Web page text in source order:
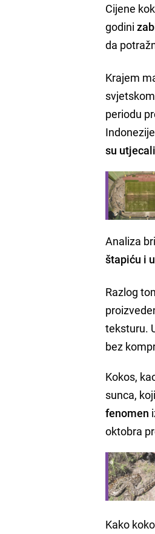
Cijene
godini
da
Krajem
periodu
su
Analiza
štapiću i
Razlog
teksturu.
bez
Kokos,
sunca,
fenomen
oktobra
Kako